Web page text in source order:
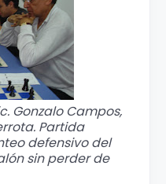
Gonzalo Campos,
Partida
defensivo del
sin perder de